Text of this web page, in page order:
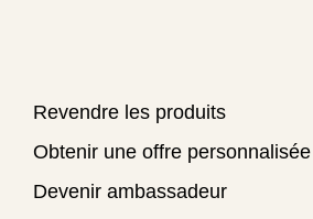
Revendre les produits
Obtenir une offre personnalisée
Devenir ambassadeur